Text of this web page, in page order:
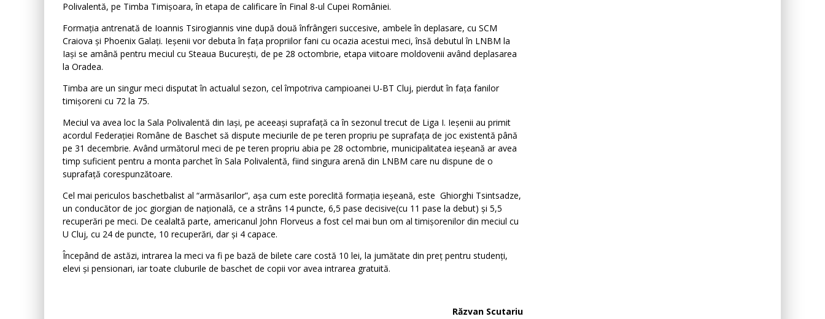
Polivalentă, pe Timba Timișoara, în etapa de calificare în Final 8-ul Cupei României.
Formația antrenată de Ioannis Tsirogiannis vine după două înfrângeri succesive, ambele în deplasare, cu SCM
Craiova și Phoenix Galați. Ieșenii vor debuta în fața propriilor fani cu ocazia acestui meci, însă debutul în LNBM la
Iași se amână pentru meciul cu Steaua București, de pe 28 octombrie, etapa viitoare moldovenii având deplasarea
la Oradea.
Timba are un singur meci disputat în actualul sezon, cel împotriva campioanei U-BT Cluj, pierdut în fața fanilor
timișoreni cu 72 la 75.
Meciul va avea loc la Sala Polivalentă din Iași, pe aceeași suprafață ca în sezonul trecut de Liga I. Ieșenii au primit
acordul Federației Române de Baschet să dispute meciurile de pe teren propriu pe suprafața de joc existentă până
pe 31 decembrie. Având următorul meci de pe teren propriu abia pe 28 octombrie, municipalitatea ieșeană ar avea
timp suficient pentru a monta parchet în Sala Polivalentă, fiind singura arenă din LNBM care nu dispune de o
suprafață corespunzătoare.
Cel mai periculos baschetbalist al “armăsarilor”, așa cum este poreclită formația ieșeană, este Ghiorghi Tsintsadze,
un conducător de joc giorgian de națională, ce a strâns 14 puncte, 6,5 pase decisive(cu 11 pase la debut) și 5,5
recuperări pe meci. De cealaltă parte, americanul John Florveus a fost cel mai bun om al timișorenilor din meciul cu
U Cluj, cu 24 de puncte, 10 recuperări, dar și 4 capace.
Începând de astăzi, intrarea la meci va fi pe bază de bilete care costă 10 lei, la jumătate din preț pentru studenți,
elevi și pensionari, iar toate cluburile de baschet de copii vor avea intrarea gratuită.
Răzvan Scutariu